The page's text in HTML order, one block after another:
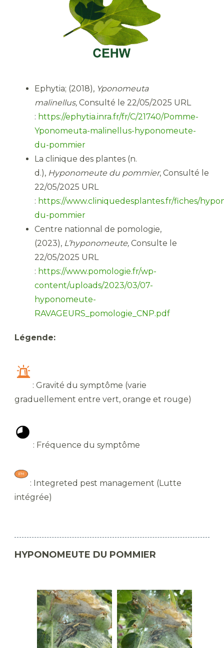
Ephytia; (2018), Yponomeuta
malinellus, Consulté le 22/05/2025 URL
: https://ephytia.inra.fr/fr/C/21740/Pomme-
Yponomeuta-malinellus-hyponomeute-
du-pommier
La clinique des plantes (n.
d.), Hyponomeute du pommier, Consulté le
22/05/2025 URL
: https://www.cliniquedesplantes.fr/fiches/
du-pommier
Centre nationnal de pomologie,
(2023), L’hyponomeute, Consulte le
22/05/2025 URL
: https://www.pomologie.fr/wp-
content/uploads/2023/03/07-
hyponomeute-
RAVAGEURS_pomologie_CNP.pdf
Légende:
: Gravité du symptôme (varie
graduellement entre vert, orange et rouge)
: Fréquence du symptôme
: Integreted pest management (Lutte
intégrée)
HYPONOMEUTE DU POMMIER